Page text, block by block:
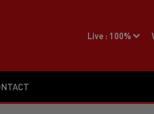
Live : 100%